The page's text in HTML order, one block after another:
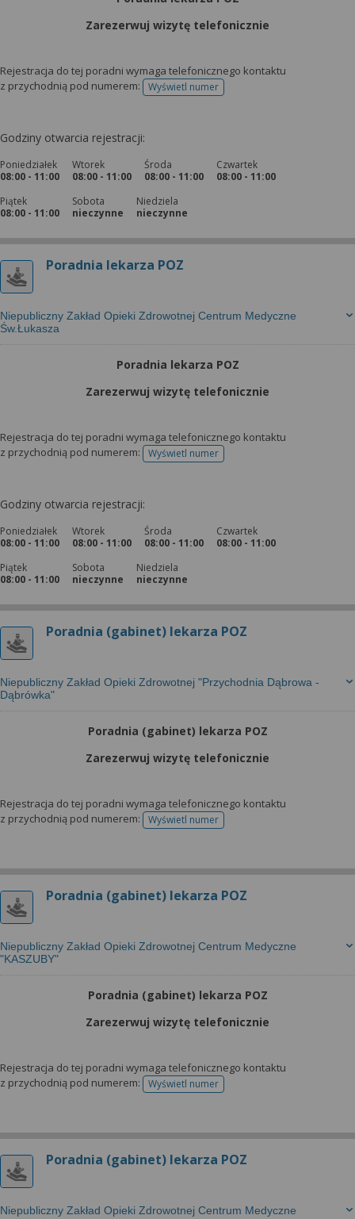
Zarezerwuj wizytę telefonicznie
Rejestracja do tej poradni wymaga telefonicznego kontaktu
z przychodnią pod numerem:
Wyświetl numertelefonu do rejestracji
Godziny otwarcia rejestracji:
Poniedziałek
08:00 - 11:00
Wtorek
08:00 - 11:00
Środa
08:00 - 11:00
Czwartek
08:00 - 11:00
Piątek
08:00 - 11:00
Sobota
nieczynne
Niedziela
nieczynne
Poradnia lekarza POZ
Niepubliczny Zakład Opieki Zdrowotnej Centrum Medyczne
Św.Łukasza
Poradnia lekarza POZ
Zarezerwuj wizytę telefonicznie
Rejestracja do tej poradni wymaga telefonicznego kontaktu
z przychodnią pod numerem:
Wyświetl numertelefonu do rejestracji
Godziny otwarcia rejestracji:
Poniedziałek
08:00 - 11:00
Wtorek
08:00 - 11:00
Środa
08:00 - 11:00
Czwartek
08:00 - 11:00
Piątek
08:00 - 11:00
Sobota
nieczynne
Niedziela
nieczynne
Poradnia (gabinet) lekarza POZ
Niepubliczny Zakład Opieki Zdrowotnej "Przychodnia Dąbrowa -
Dąbrówka"
Poradnia (gabinet) lekarza POZ
Zarezerwuj wizytę telefonicznie
Rejestracja do tej poradni wymaga telefonicznego kontaktu
z przychodnią pod numerem:
Wyświetl numertelefonu do rejestracji
Poradnia (gabinet) lekarza POZ
Niepubliczny Zakład Opieki Zdrowotnej Centrum Medyczne
"KASZUBY"
Poradnia (gabinet) lekarza POZ
Zarezerwuj wizytę telefonicznie
Rejestracja do tej poradni wymaga telefonicznego kontaktu
z przychodnią pod numerem:
Wyświetl numertelefonu do rejestracji
Poradnia (gabinet) lekarza POZ
Niepubliczny Zakład Opieki Zdrowotnej Centrum Medyczne
możesz też wycofać zgodę na przetwarzanie Twoich
danych tylko w niektórych celach. Jeżeli chcesz
konfigurację szczegółową, to możesz tego dokonać
za pomocą „Ustawień zaawansowanych”.
narzędzi zewnętrznych w naszym serwisie
znajdziesz w Regulaminie Serwisu.